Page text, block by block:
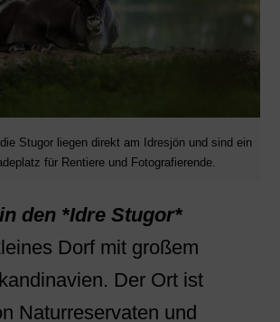
Stugor liegen direkt am Idresjön und sind ein
für Rentiere und Fotografierende.
den *Idre Stugor*
Dorf mit großem
Der Ort ist
Naturreservaten und